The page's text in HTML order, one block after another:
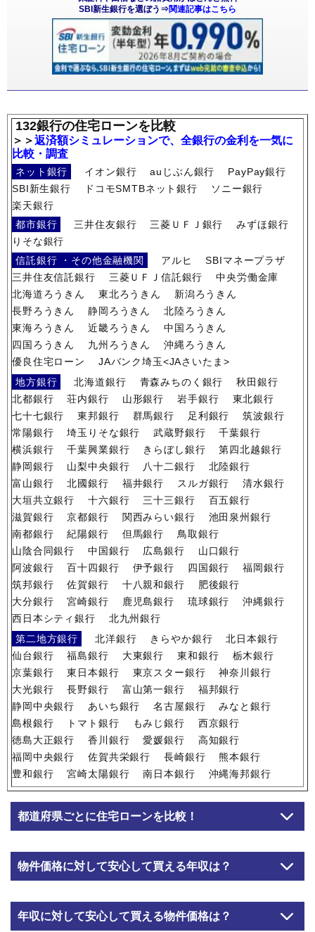
SBI新生銀行を選ぼう⇒関連記事はこちら
132銀行の住宅ローンを比較
＞＞返済額シミュレーションで、全銀行の金利を一気に
比較・調査
ネット銀行 イオン銀行 auじぶん銀行
PayPay銀行
SBI新生銀行
ドコモSMTBネット銀行
ソニー銀行
楽天銀行
都市銀行
三井住友銀行 三菱ＵＦＪ銀行
みずほ銀行
りそな銀行
信託銀行 ・その他金融機関
アルヒ
SBIマネープラザ
三井住友信託銀行
三菱ＵＦＪ信託銀行
中央労働金庫
北海道ろうきん
東北ろうきん
新潟ろうきん
長野ろうきん
静岡ろうきん
北陸ろうきん
東海ろうきん
近畿ろうきん
中国ろうきん
四国ろうきん
九州ろうきん
沖縄ろうきん
優良住宅ローン
JAバンク埼玉<JAさいたま>
地方銀行
北海道銀行 青森みちのく銀行
秋田銀行
北都銀行
荘内銀行 山形銀行 岩手銀行
東北銀行
七十七銀行
東邦銀行 群馬銀行 足利銀行
筑波銀行
常陽銀行
埼玉りそな銀行 武蔵野銀行
千葉銀行
横浜銀行
千葉興業銀行 きらぼし銀行
第四北越銀行
静岡銀行
山梨中央銀行 八十二銀行
北陸銀行
富山銀行
北國銀行 福井銀行 スルガ銀行
清水銀行
大垣共立銀行
十六銀行 三十三銀行
百五銀行
滋賀銀行
京都銀行 関西みらい銀行
池田泉州銀行
南都銀行
紀陽銀行 但馬銀行
鳥取銀行
山陰合同銀行
中国銀行 広島銀行
山口銀行
阿波銀行
百十四銀行 伊予銀行 四国銀行
福岡銀行
筑邦銀行
佐賀銀行 十八親和銀行
肥後銀行
大分銀行
宮崎銀行 鹿児島銀行 琉球銀行
沖縄銀行
西日本シティ銀行
北九州銀行
第二地方銀行
北洋銀行 きらやか銀行
北日本銀行
仙台銀行
福島銀行 大東銀行 東和銀行
栃木銀行
京葉銀行
東日本銀行 東京スター銀行
神奈川銀行
大光銀行
長野銀行 富山第一銀行
福邦銀行
静岡中央銀行
あいち銀行 名古屋銀行
みなと銀行
島根銀行
トマト銀行 もみじ銀行
西京銀行
徳島大正銀行
香川銀行 愛媛銀行
高知銀行
福岡中央銀行
佐賀共栄銀行 長崎銀行
熊本銀行
豊和銀行
宮崎太陽銀行 南日本銀行 沖縄海邦銀行
都道府県ごとに住宅ローンを比較！
物件価格に対して安心して買える年収は？
年収に対して安心して買える物件価格は？